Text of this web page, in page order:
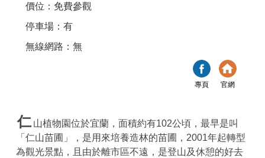
價位：免費參觀
停車場：有
無線網路：無
專頁 官網
仁 山植物園位於宜蘭，面積約有102公頃，最早是叫
「仁山苗圃」，是用來培養造林的苗圃，2001年起轉型
為觀光景點，且由於離市區不遠，是登山及休憩的好去